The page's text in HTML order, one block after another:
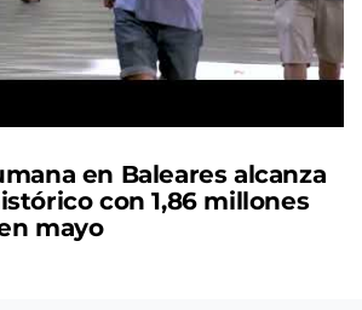
en Baleares alcanza
con 1,86 millones
mayo